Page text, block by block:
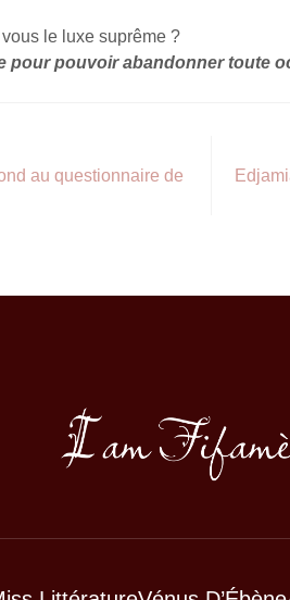
le luxe suprême ?
pour pouvoir abandonner toute
au questionnaire de